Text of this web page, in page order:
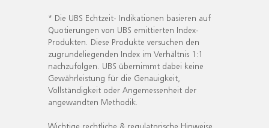
* Die UBS Echtzeit- Indikationen basieren auf
Quotierungen von UBS emittierten Index-
Produkten. Diese Produkte versuchen den
zugrundeliegenden Index im Verhältnis 1:1
nachzufolgen. UBS übernimmt dabei keine
Gewährleistung für die Genauigkeit,
Vollständigkeit oder Angemessenheit der
angewandten Methodik.